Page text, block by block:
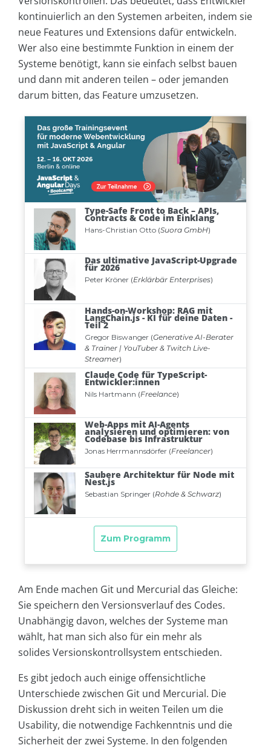
kontinuierlich an den Systemen arbeiten, indem sie
neue Features und Extensions dafür entwickeln.
Wer also eine bestimmte Funktion in einem der
Systeme benötigt, kann sie einfach selbst bauen
und dann mit anderen teilen – oder jemanden
darum bitten, das Feature umzusetzen.
Am Ende machen Git und Mercurial das Gleiche:
Sie speichern den Versionsverlauf des Codes.
Unabhängig davon, welches der Systeme man
wählt, hat man sich also für ein mehr als
solides Versionskontrollsystem entschieden.
Es gibt jedoch auch einige offensichtliche
Unterschiede zwischen Git und Mercurial. Die
Diskussion dreht sich in weiten Teilen um die
Usability, die notwendige Fachkenntnis und die
Sicherheit der zwei Systeme. In den folgenden